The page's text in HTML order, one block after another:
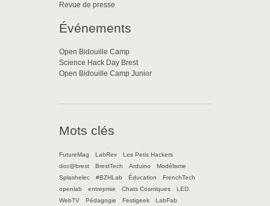
Revue de presse
Événements
Open Bidouille Camp
Science Hack Day Brest
Open Bidouille Camp Junior
Mots clés
FutureMag LabRev
Les Petis Hackers
doc@brest
BrestTech Arduino
Modélisme
Splashelec
#BZHLab Éducation
FrenchTech
openlab
entreprise Chats Cosmiques
LED
WebTV
Pédagogie Festigeek
LabFab